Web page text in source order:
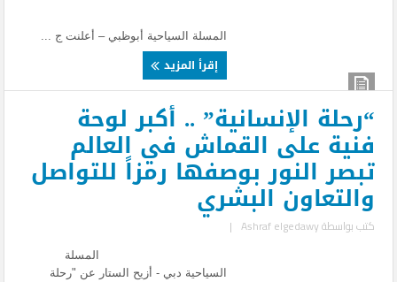
المسلة السياحية أبوظبي – أعلنت ج ...
إقرأ المزيد
“رحلة الإنسانية” .. أكبر لوحة
فنية على القماش في العالم
تبصر النور بوصفها رمزاً للتواصل
والتعاون البشري
كتب بواسطةAshraf elgedawy
|
المسلة
السياحية دبي - أزيح الستار عن "رحلة